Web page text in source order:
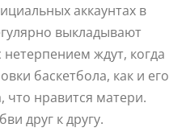
аккаунтах в
выкладывают
ждут, когда
баскетбола, как и его
что нравится матери.
друг к другу.